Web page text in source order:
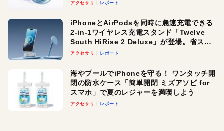
アクセサリ レポート
iPhoneとAirPodsを同時に急速充電できる
2-in-1ワイヤレス充電スタンド「Twelve
South HiRise 2 Deluxe」が登場。省スペ
ースでおしゃれに充電したい人にオスス
アクセサリ レポート
海やプールでiPhoneを守る！ ワンタッチ開
閉の防水ケース「簡単開閉 ミズアソビ for
スマホ」で夏のレジャーを満喫しよう
アクセサリ レポート